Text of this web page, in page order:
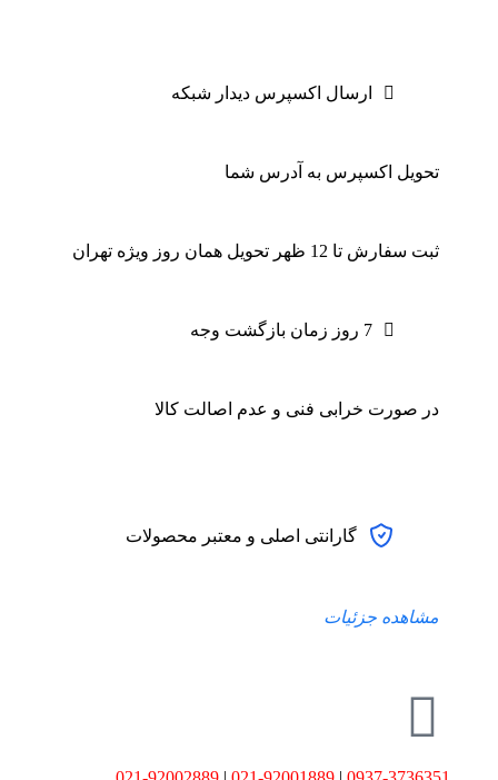
ارسال اکسپرس دیدار شبکه
تحویل اکسپرس به آدرس شما
ثبت سفارش تا 12 ظهر تحویل همان روز ویژه تهران
7 روز زمان بازگشت وجه
در صورت خرابی فنی و عدم اصالت کالا
گارانتی اصلی و معتبر محصولات
مشاهده جزئیات